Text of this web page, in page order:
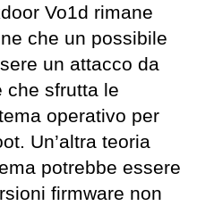
Vo1d rimane
che un possibile
un attacco da
che sfrutta le
operativo per
Un’altra teoria
potrebbe essere
firmware non